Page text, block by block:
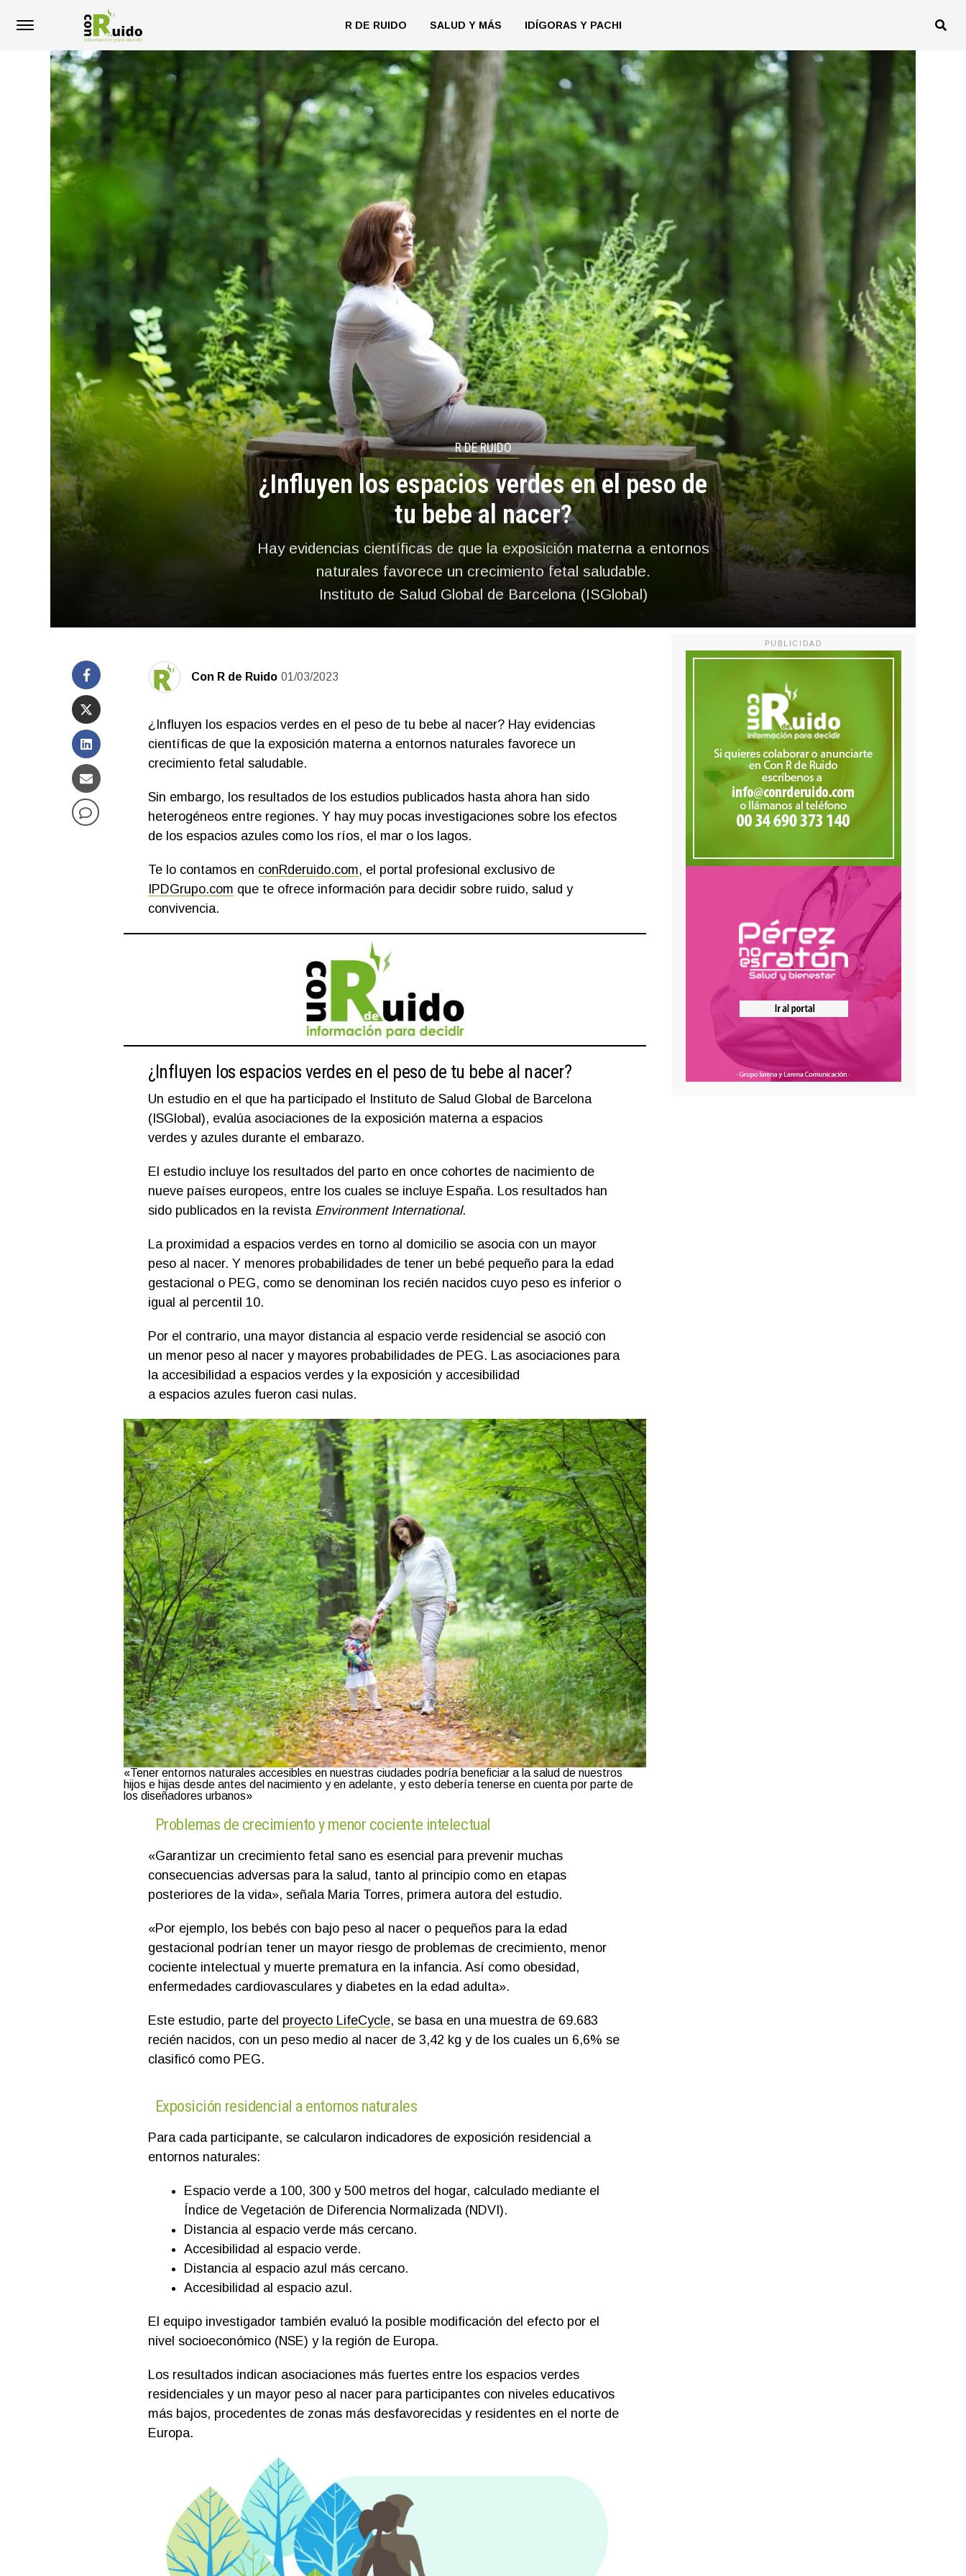
R DE RUIDO SALUD Y MÁS IDÍGORAS Y PACHI
R DE RUIDO
¿Influyen los espacios verdes en el peso de
tu bebe al nacer?
Hay evidencias científicas de que la exposición materna a entornos
naturales favorece un crecimiento fetal saludable.
Instituto de Salud Global de Barcelona (ISGlobal)
Con R de Ruido 01/03/2023
¿Influyen los espacios verdes en el peso de tu bebe al nacer? Hay evidencias
científicas de que la exposición materna a entornos naturales favorece un
crecimiento fetal saludable.
Sin embargo, los resultados de los estudios publicados hasta ahora han sido
heterogéneos entre regiones. Y hay muy pocas investigaciones sobre los efectos
de los espacios azules como los ríos, el mar o los lagos.
Te lo contamos en conRderuido.com, el portal profesional exclusivo de
IPDGrupo.com que te ofrece información para decidir sobre ruido, salud y
convivencia.
¿Influyen los espacios verdes en el peso de tu bebe al nacer?
Un estudio en el que ha participado el Instituto de Salud Global de Barcelona
(ISGlobal), evalúa asociaciones de la exposición materna a espacios
verdes y azules durante el embarazo.
El estudio incluye los resultados del parto en once cohortes de nacimiento de
nueve países europeos, entre los cuales se incluye España. Los resultados han
sido publicados en la revista Environment International.
La proximidad a espacios verdes en torno al domicilio se asocia con un mayor
peso al nacer. Y menores probabilidades de tener un bebé pequeño para la edad
gestacional o PEG, como se denominan los recién nacidos cuyo peso es inferior o
igual al percentil 10.
Por el contrario, una mayor distancia al espacio verde residencial se asoció con
un menor peso al nacer y mayores probabilidades de PEG. Las asociaciones para
la accesibilidad a espacios verdes y la exposición y accesibilidad
a espacios azules fueron casi nulas.
«Tener entornos naturales accesibles en nuestras ciudades podría beneficiar a la salud de nuestros
hijos e hijas desde antes del nacimiento y en adelante, y esto debería tenerse en cuenta por parte de
los diseñadores urbanos»
Problemas de crecimiento y menor cociente intelectual
«Garantizar un crecimiento fetal sano es esencial para prevenir muchas
consecuencias adversas para la salud, tanto al principio como en etapas
posteriores de la vida», señala Maria Torres, primera autora del estudio.
«Por ejemplo, los bebés con bajo peso al nacer o pequeños para la edad
gestacional podrían tener un mayor riesgo de problemas de crecimiento, menor
cociente intelectual y muerte prematura en la infancia. Así como obesidad,
enfermedades cardiovasculares y diabetes en la edad adulta».
Este estudio, parte del proyecto LifeCycle, se basa en una muestra de 69.683
recién nacidos, con un peso medio al nacer de 3,42 kg y de los cuales un 6,6% se
clasificó como PEG.
Exposición residencial a entornos naturales
Para cada participante, se calcularon indicadores de exposición residencial a
entornos naturales:
Espacio verde a 100, 300 y 500 metros del hogar, calculado mediante el
Índice de Vegetación de Diferencia Normalizada (NDVI).
Distancia al espacio verde más cercano.
Accesibilidad al espacio verde.
Distancia al espacio azul más cercano.
Accesibilidad al espacio azul.
El equipo investigador también evaluó la posible modificación del efecto por el
nivel socioeconómico (NSE) y la región de Europa.
Los resultados indican asociaciones más fuertes entre los espacios verdes
residenciales y un mayor peso al nacer para participantes con niveles educativos
más bajos, procedentes de zonas más desfavorecidas y residentes en el norte de
Europa.
PUBLICIDAD